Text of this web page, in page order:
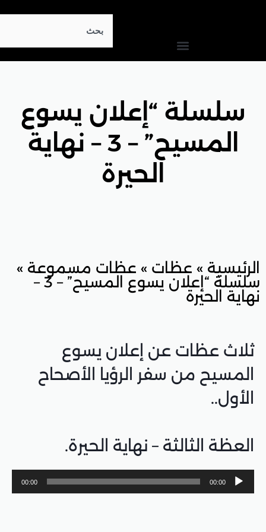
يسوع
المسيح” – 3 – نهاية
»عظات مسموعة»
سلسلة “إعلان يسوع المسيح” – 3 –
إعلان يسوع
الرؤيا الأصحاح
– نهاية الحيرة.